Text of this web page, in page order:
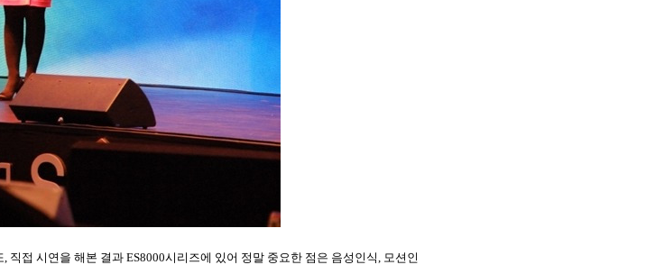
, 직접 시연을 해본 결과 ES8000시리즈에 있어 정말 중요한 점은 음성인식, 모션인